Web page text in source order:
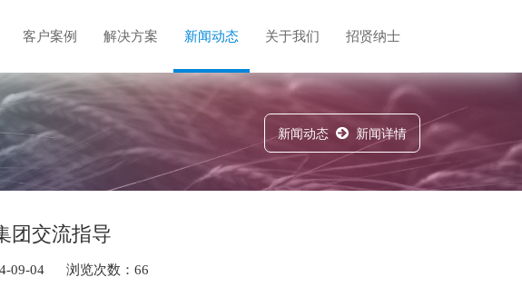
客户案例 解决方案 新闻动态 关于我们 招贤纳士
新闻动态 新闻详情
团交流指导
09-04 浏览次数：66